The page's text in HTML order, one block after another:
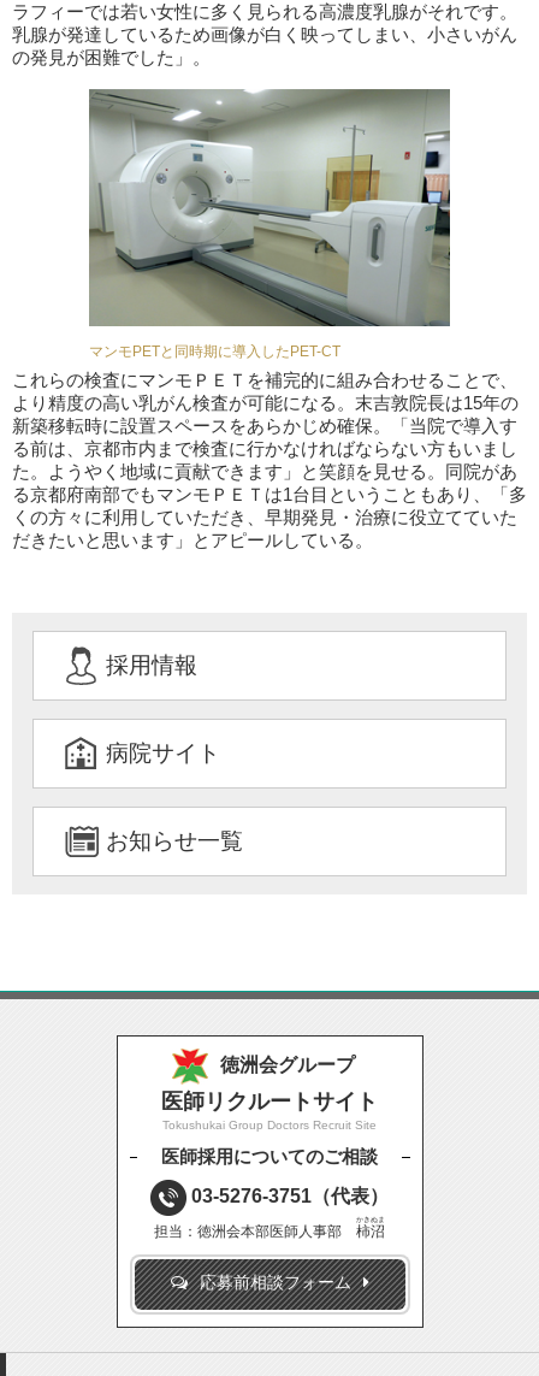
ラフィーでは若い女性に多く見られる高濃度乳腺がそれです。
乳腺が発達しているため画像が白く映ってしまい、小さいがん
の発見が困難でした」。
マンモPETと同時期に導入したPET-CT
これらの検査にマンモＰＥＴを補完的に組み合わせることで、
より精度の高い乳がん検査が可能になる。末吉敦院長は15年の
新築移転時に設置スペースをあらかじめ確保。「当院で導入す
る前は、京都市内まで検査に行かなければならない方もいまし
た。ようやく地域に貢献できます」と笑顔を見せる。同院があ
る京都府南部でもマンモＰＥＴは1台目ということもあり、「多
くの方々に利用していただき、早期発見・治療に役立てていた
だきたいと思います」とアピールしている。
採用情報
病院サイト
お知らせ一覧
徳洲会グループ
医師リクルートサイト
Tokushukai Group Doctors Recruit Site
医師採用についてのご相談
03-5276-3751 （代表）
担当：徳洲会本部医師人事部 柿沼
かきぬま
応募前相談フォーム